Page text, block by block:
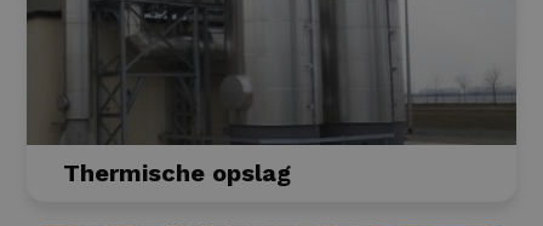
Thermische opslag